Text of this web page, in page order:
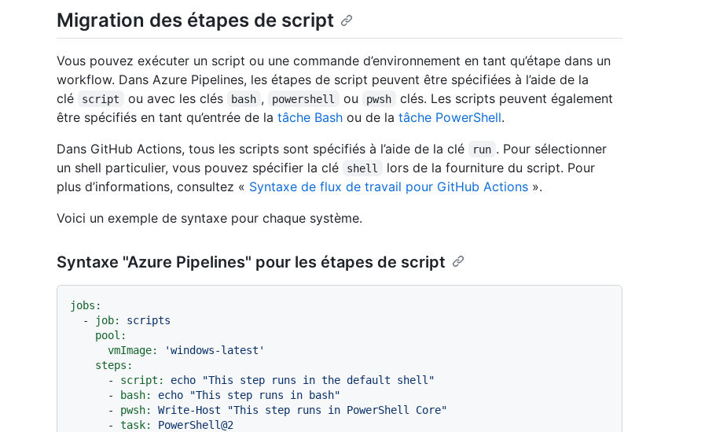
Migration des étapes de script
Vous pouvez exécuter un script ou une commande d’environnement en tant qu’étape dans un
workflow. Dans Azure Pipelines, les étapes de script peuvent être spécifiées à l’aide de la
clé
script ou avec les clés bash , powershell ou pwsh
clés. Les scripts peuvent également
être spécifiés en tant qu’entrée de la tâche Bash ou de la tâche PowerShell.
Dans GitHub Actions, tous les scripts sont spécifiés à l’aide de la clé
run . Pour sélectionner
un shell particulier, vous pouvez spécifier la clé
shell
lors de la fourniture du script. Pour
plus d’informations, consultez « Syntaxe de flux de travail pour GitHub Actions ».
Voici un exemple de syntaxe pour chaque système.
Syntaxe "Azure Pipelines" pour les étapes de script
jobs:
-
job:
scripts
pool:
vmImage:
'windows-latest'
steps:
-
script: echo
"This step runs in the default shell"
-
bash: echo
"This step runs in bash"
-
pwsh: Write-Host
"This step runs in PowerShell Core"
-
task:
PowerShell@2